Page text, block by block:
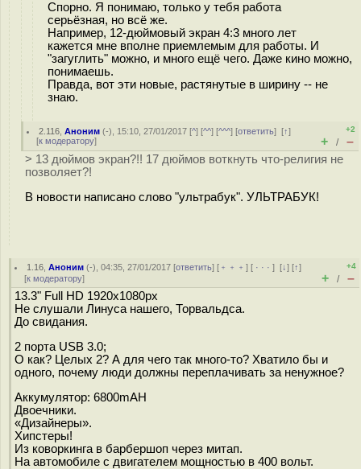
Спорно. Я понимаю, только у тебя работа
серьёзная, но всё же.
Например, 12-дюймовый экран 4:3 много лет
кажется мне вполне приемлемым для работы. И
"загуглить" можно, и много ещё чего. Даже кино можно,
понимаешь.
Правда, вот эти новые, растянутые в ширину -- не
знаю.
2.116 ,Аноним (-), 15:10, 27/01/2017 [^] [^^] [^^^] [ответить][↑]
[к модератору]
+2
+ / –
> 13 дюймов экран?!! 17 дюймов воткнуть что-религия не
позволяет?!
В новости написано слово "ультрабук". УЛЬТРАБУК!
1.16 ,Аноним (-), 04:35, 27/01/2017 [ответить] [ ﹢﹢﹢] [ · · ·][↓] [↑]
[к модератору]
+4
+ / –
13.3" Full HD 1920x1080px
Не слушали Линуса нашего, Торвальдса.
До свидания.
2 порта USB 3.0;
О как? Целых 2? А для чего так много-то? Хватило бы и
одного, почему люди должны переплачивать за ненужное?
Аккумулятор: 6800mAH
Двоечники.
«Дизайнеры».
Хипстеры!
Из коворкинга в барбершоп через митап.
На автомобиле с двигателем мощностью в 400 вольт.